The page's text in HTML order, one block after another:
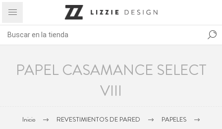
PAPEL CASAMANCE SELECT
VIII
Inicio REVESTIMIENTOS DE PARED
PAPELES